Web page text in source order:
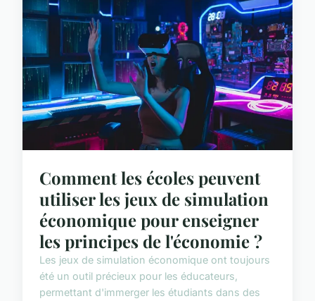
Comment les écoles peuvent
utiliser les jeux de simulation
économique pour enseigner
les principes de l'économie ?
Les jeux de simulation économique ont toujours
été un outil précieux pour les éducateurs,
permettant d'immerger les étudiants dans des